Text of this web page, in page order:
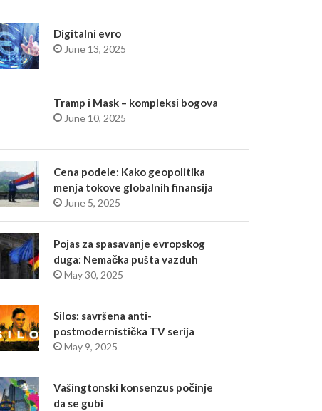
Digitalni evro
June 13, 2025
Tramp i Mask – kompleksi bogova
June 10, 2025
Cena podele: Kako geopolitika
menja tokove globalnih finansija
June 5, 2025
Pojas za spasavanje evropskog
duga: Nemačka pušta vazduh
May 30, 2025
Silos: savršena anti-
postmodernistička TV serija
May 9, 2025
Vašingtonski konsenzus počinje
da se gubi